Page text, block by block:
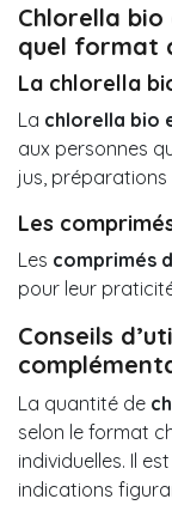
Chlorella
quel format
La chlorella
La chlorella bio
aux personnes
jus,
Les
Les comprimés
pour leur
Conseils
La quantité de
selon le format
individuelles. Il
indications